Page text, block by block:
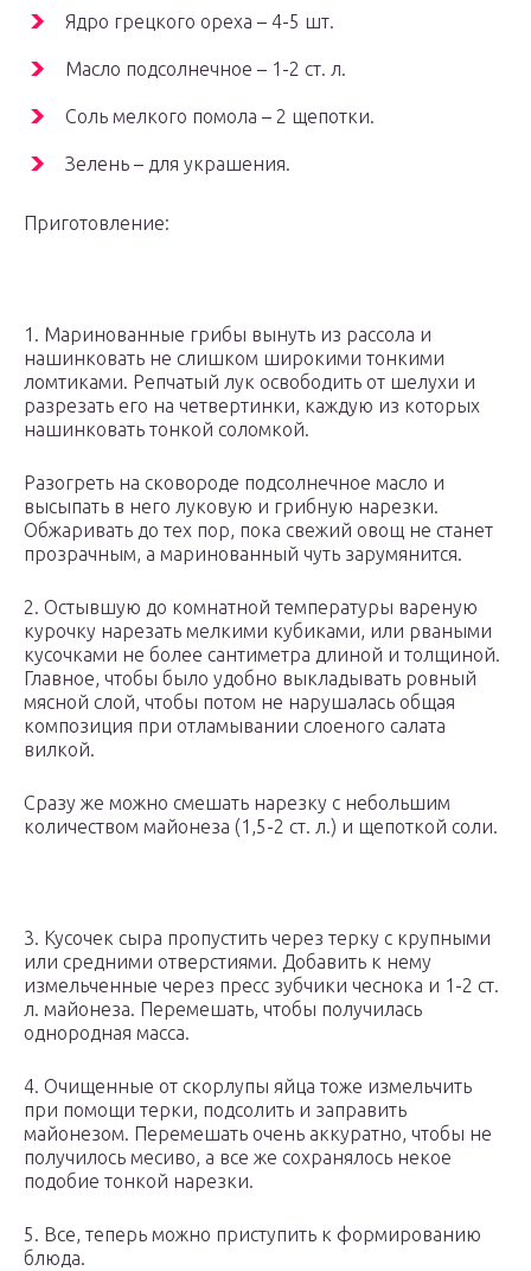
Ядро грецкого ореха – 4-5 шт.
Масло подсолнечное – 1-2 ст. л.
Соль мелкого помола – 2 щепотки.
Зелень – для украшения.
Приготовление:
1. Маринованные грибы вынуть из рассола и
нашинковать не слишком широкими тонкими
ломтиками. Репчатый лук освободить от шелухи и
разрезать его на четвертинки, каждую из которых
нашинковать тонкой соломкой.
Разогреть на сковороде подсолнечное масло и
высыпать в него луковую и грибную нарезки.
Обжаривать до тех пор, пока свежий овощ не станет
прозрачным, а маринованный чуть зарумянится.
2. Остывшую до комнатной температуры вареную
курочку нарезать мелкими кубиками, или рваными
кусочками не более сантиметра длиной и толщиной.
Главное, чтобы было удобно выкладывать ровный
мясной слой, чтобы потом не нарушалась общая
композиция при отламывании слоеного салата
вилкой.
Сразу же можно смешать нарезку с небольшим
количеством майонеза (1,5-2 ст. л.) и щепоткой соли.
3. Кусочек сыра пропустить через терку с крупными
или средними отверстиями. Добавить к нему
измельченные через пресс зубчики чеснока и 1-2 ст.
л. майонеза. Перемешать, чтобы получилась
однородная масса.
4. Очищенные от скорлупы яйца тоже измельчить
при помощи терки, подсолить и заправить
майонезом. Перемешать очень аккуратно, чтобы не
получилось месиво, а все же сохранялось некое
подобие тонкой нарезки.
5. Все, теперь можно приступить к формированию
блюда.